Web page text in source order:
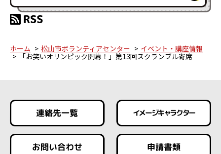
ホーム 松山市ボランティアセンター
イベント・講座情報
「お笑いオリンピック開幕！」第13回スクランブル寄席
連絡先一覧 イメージキャラクター
お問い合わせ 申請書類